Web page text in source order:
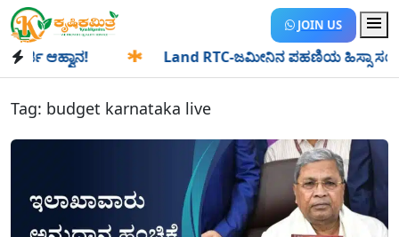
JOIN US
ಆಹ್ವಾನ! Land RTC-ಜಮೀನಿನ ಪಹಣಿಯ ಹಿಸ್ಸಾ ಸಂಖ್ಯೆ
Tag: budget karnataka live